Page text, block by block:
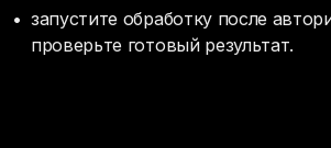
запустите обработку после
проверьте готовый результат.